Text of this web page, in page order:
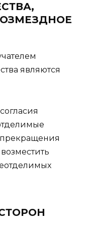
являются